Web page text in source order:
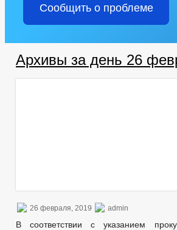
Сообщить о проблеме
Архивы за день 26
26 февраля, 2019 admin
В соответствии с указанием